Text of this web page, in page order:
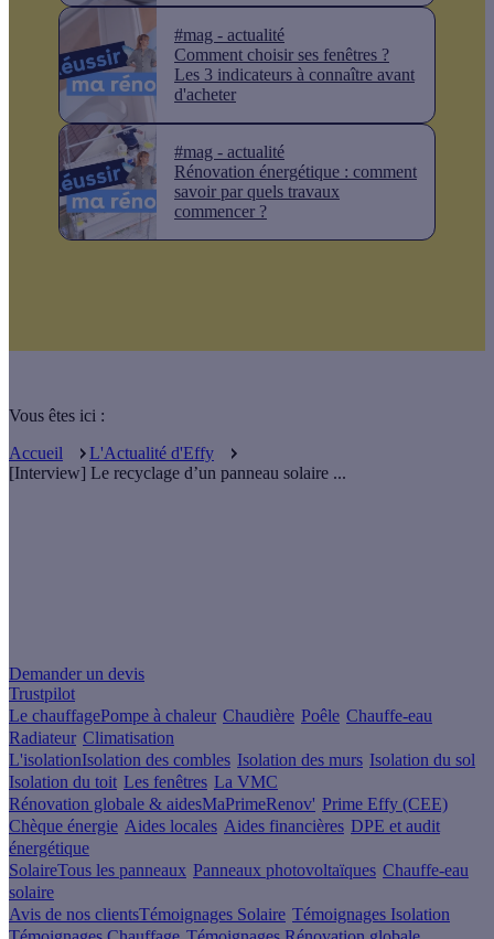
#mag - actualité
Comment choisir ses fenêtres ?
Les 3 indicateurs à connaître avant
d'acheter
#mag - actualité
Rénovation énergétique : comment
savoir par quels travaux
commencer ?
Vous êtes ici :
Accueil
L'Actualité d'Effy
[Interview] Le recyclage d’un panneau solaire ...
Demander un devis
Trustpilot
Le chauffagePompe à chaleur Chaudière Poêle Chauffe-eau
Radiateur Climatisation
L'isolationIsolation des combles Isolation des murs Isolation du sol
Isolation du toit Les fenêtres La VMC
Rénovation globale & aidesMaPrimeRenov' Prime Effy (CEE)
Chèque énergie Aides locales Aides financières DPE et audit
énergétique
SolaireTous les panneaux Panneaux photovoltaïques Chauffe-eau
solaire
Avis de nos clientsTémoignages Solaire Témoignages Isolation